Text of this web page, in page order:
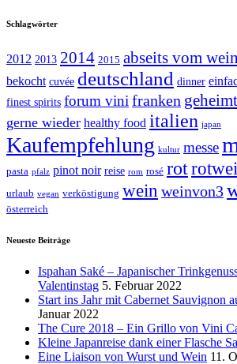
Schlagwörter
2012 2013 2014 2015 abseits vom wein
bekocht cuvée deutschland dinner
finest spirits forum vini franken
gerne wieder healthy food italien japan
Kaufempfehlung kultur messe
pasta pfalz pinot noir reise rom rosé rot
urlaub vegan verköstigung wein weinvon3
österreich
Neueste Beiträge
Ispahan Saké – Japanischer
Valentinstag 5. Februar 2022
Start ins Jahr mit Cabernet Sauvignon
Januar 2022
The Cure 2018 – Ein Grillo von Vini
Kleine Japanreise dank einer Flasche
Eine Liaison von Wurst und Wein 11.